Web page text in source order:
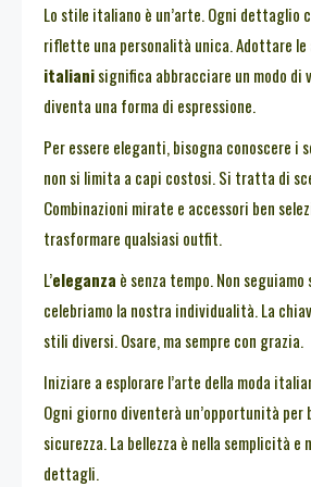
Lo stile italiano è un’arte. Ogni dettaglio
riflette una personalità unica. Adottare le
italianisignifica abbracciare un modo di
diventa una forma di espressione.
Per essere eleganti, bisogna conoscere i
non si limita a capi costosi. Si tratta di
Combinazioni mirate e accessori ben
trasformare qualsiasi outfit.
L’eleganza è senza tempo. Non
celebriamo la nostra individualità. La
stili diversi. Osare, ma sempre con grazia.
Iniziare a esplorare l’arte della moda
Ogni giorno diventerà un’opportunità per
sicurezza. La bellezza è nella semplicità e
dettagli.